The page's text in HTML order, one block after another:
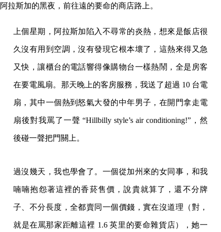
阿拉斯加的黑夜，前往遠的要命的商店路上。
上個星期，阿拉斯加陷入不尋常的炎熱，想來是飯店很
久沒有用到空調，沒有發現它根本壞了，這熱來得又急
又快，讓櫃台的電話響得像購物台一樣熱鬧，全是房客
在要電風扇。那天晚上的客房服務，我送了超過 10 台電
扇，其中一個熱到怒氣大發的中年男子，在開門拿走電
扇後對我罵了一聲 “Hillbilly style’s air conditioning!”，然
後碰一聲把門關上。
過沒幾天，我也學會了。一個從加州來的女同事，和我
喃喃抱怨著這裡的香菸售價，說貴就算了，還不分牌
子、不分長度，全都賣同一個價錢，實在沒道理（對，
就是在罵那家距離這裡 1.6 英里的要命雜貨店），她一